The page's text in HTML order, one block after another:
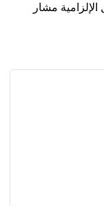
الإلزامية مشار